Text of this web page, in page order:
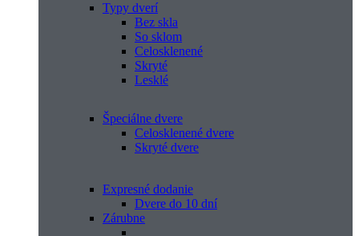
Typy dverí
Bez skla
So sklom
Celosklenené
Skryté
Lesklé
Špeciálne dvere
Celosklenené dvere
Skryté dvere
Expresné dodanie
Dvere do 10 dní
Zárubne